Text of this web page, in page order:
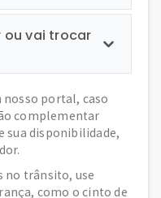
ou vai trocar
nosso portal, caso
complementar
sua disponibilidade,
no trânsito, use
como o cinto de